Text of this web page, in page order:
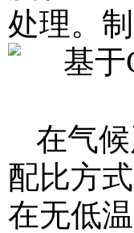
处理。
在气
配比方
在无低